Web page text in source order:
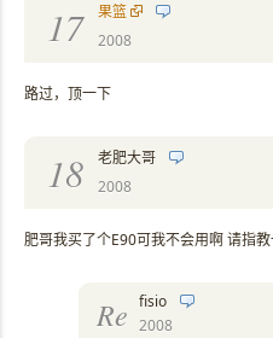
17
果篮
2008
路过，顶一下
18
老肥大哥
2008
肥哥我买了个E90可我不会用啊 请指
Re fisio
2008